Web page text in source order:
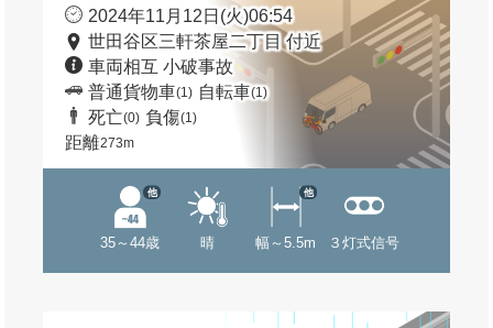
2024年11月12日(火)06:54
世田谷区三軒茶屋二丁目 付近
車両相互 小破事故
普通貨物車(1) 自転車(1)
死亡(0) 負傷(1)
距離273m
35～44歳
他
晴 幅～5.5m
他
３灯式信号